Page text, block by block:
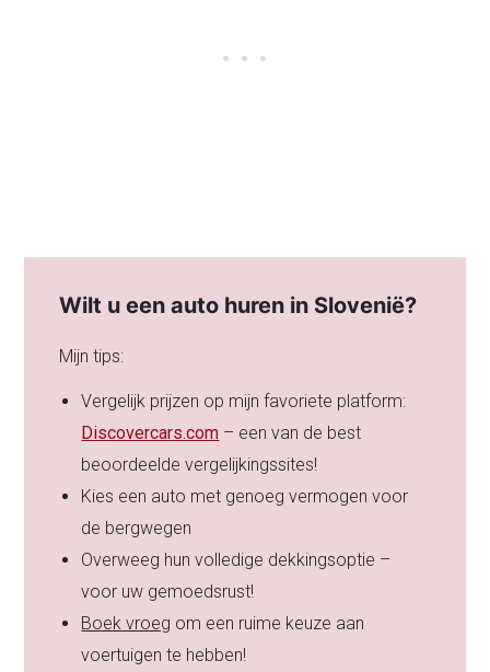
Wilt u een auto huren in Slovenië?
Mijn tips:
Vergelijk prijzen op mijn favoriete platform:
Discovercars.com – een van de best
beoordeelde vergelijkingssites!
Kies een auto met genoeg vermogen voor
de bergwegen
Overweeg hun volledige dekkingsoptie –
voor uw gemoedsrust!
Boek vroeg om een ruime keuze aan
voertuigen te hebben!